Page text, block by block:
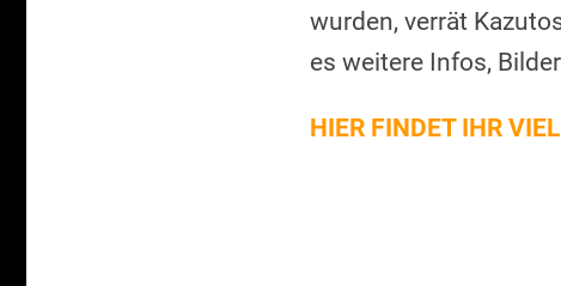
wurden, verrät
es weitere Infos,
HIER FINDET IHR